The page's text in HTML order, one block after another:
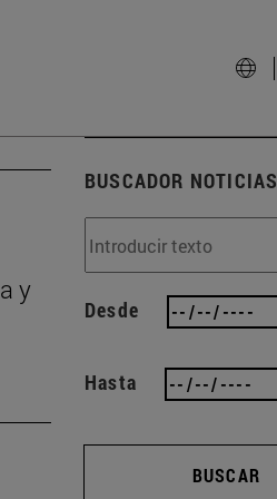
y
BUSCADOR NOTICIAS
Desde
Hasta
BUSCAR